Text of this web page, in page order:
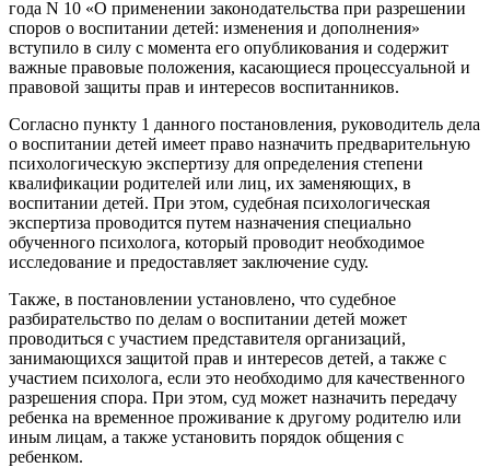
года N 10 «О применении законодательства при разрешении
споров о воспитании детей: изменения и дополнения»
вступило в силу с момента его опубликования и содержит
важные правовые положения, касающиеся процессуальной и
правовой защиты прав и интересов воспитанников.
Согласно пункту 1 данного постановления, руководитель дела
о воспитании детей имеет право назначить предварительную
психологическую экспертизу для определения степени
квалификации родителей или лиц, их заменяющих, в
воспитании детей. При этом, судебная психологическая
экспертиза проводится путем назначения специально
обученного психолога, который проводит необходимое
исследование и предоставляет заключение суду.
Также, в постановлении установлено, что судебное
разбирательство по делам о воспитании детей может
проводиться с участием представителя организаций,
занимающихся защитой прав и интересов детей, а также с
участием психолога, если это необходимо для качественного
разрешения спора. При этом, суд может назначить передачу
ребенка на временное проживание к другому родителю или
иным лицам, а также установить порядок общения с
ребенком.